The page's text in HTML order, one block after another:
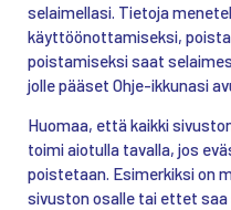
selaimellasi. Tietoja
käyttöönottamiseksi,
poistamiseksi saat
jolle pääset Ohje-ikkunasi
Huomaa, että kaikki
toimi aiotulla tavalla, jos
poistetaan. Esimerkiksi on
sivuston osalle tai ettet